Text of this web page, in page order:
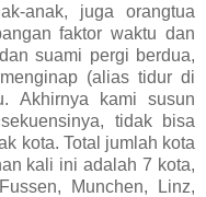
anak, juga orangtua
faktor waktu dan
suami pergi berdua,
(alias tidur di
Akhirnya kami susun
tidak bisa
kota. Total jumlah kota
kali ini adalah 7 kota,
Munchen, Linz,